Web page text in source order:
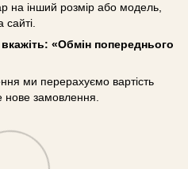
на інший розмір або модель,
«Обмін попереднього
ми перерахуємо вартість
нове замовлення.